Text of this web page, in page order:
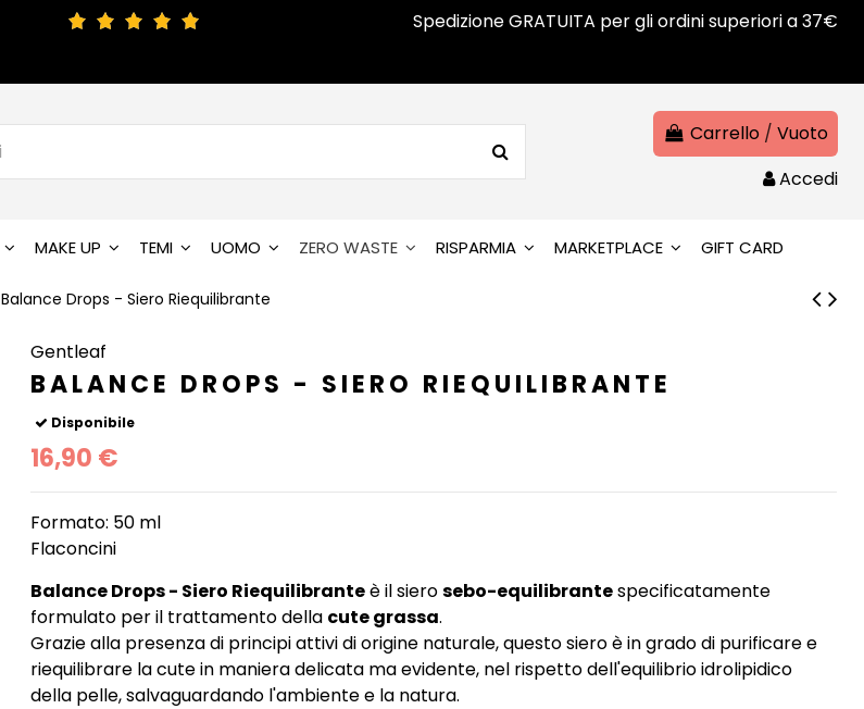
Spedizione GRATUITA per gli ordini superiori a 37€
Carrello / Vuoto
Accedi
MAKE UP TEMI UOMO ZERO WASTE RISPARMIA MARKETPLACE GIFT CARD
Balance Drops - Siero Riequilibrante
Gentleaf
BALANCE DROPS - SIERO RIEQUILIBRANTE
Disponibile
16,90 €
Formato: 50 ml
Flaconcini
Balance Drops - Siero Riequilibranteè il sierosebo-equilibrantespecificatamente
formulato per il trattamento della cute grassa.
Grazie alla presenza di principi attivi di origine naturale, questo siero è in grado di purificare e
riequilibrare la cute in maniera delicata ma evidente, nel rispetto dell'equilibrio idrolipidico
della pelle, salvaguardando l'ambiente e la natura.